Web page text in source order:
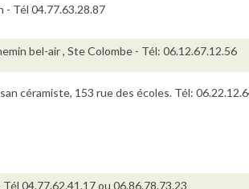
- Tél 04.77.63.28.87
bel-air , Ste Colombe - Tél: 06.12.67.12.56
céramiste, 153 rue des écoles. Tél:
04.77.62.41.17 ou 06.86.78.73.23